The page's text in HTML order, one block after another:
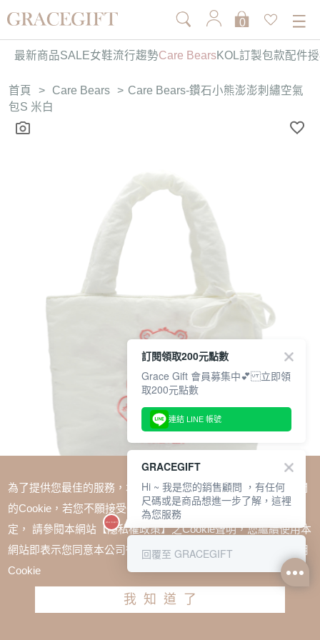
0
最新商品SALE女鞋流行趨勢Care BearsKOL訂製包款配件
首頁 > Care Bears > Care Bears-鑽石小熊澎澎刺繡空氣
包S 米白
Care Bears-鑽石小熊澎澎刺繡空氣包S 米白
為了提供您最佳的服務，本網站會在您的電腦中放置並取用我們
的Cookie，若您不願接受Cookie時應如何變更電腦的Cookie設
定， 請參閱本網站【隱私權政策】之Cookie聲明，您繼續使用本
網站即表示您同意本公司得按本網站使用條款之Cookie聲明使用
Cookie
我知道了
訂閱領取200元點數
Grace Gift 會員募集中💕 立即領
取200元點數
連結 LINE 帳號
GRACEGIFT
Hi ~ 我是您的銷售顧問 ，有任何
尺碼或是商品想進一步了解，這裡
為您服務
回覆至 GRACEGIFT